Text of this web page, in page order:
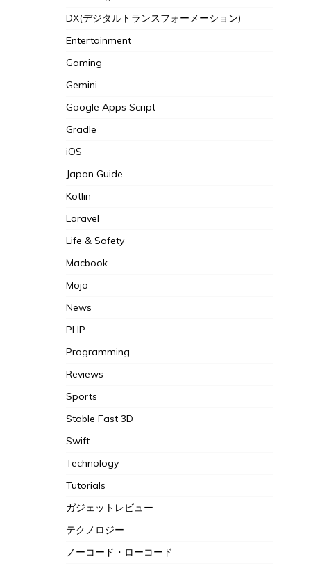
DX(デジタルトランスフォーメーション)
Entertainment
Gaming
Gemini
Google Apps Script
Gradle
iOS
Japan Guide
Kotlin
Laravel
Life & Safety
Macbook
Mojo
News
PHP
Programming
Reviews
Sports
Stable Fast 3D
Swift
Technology
Tutorials
ガジェットレビュー
テクノロジー
ノーコード・ローコード